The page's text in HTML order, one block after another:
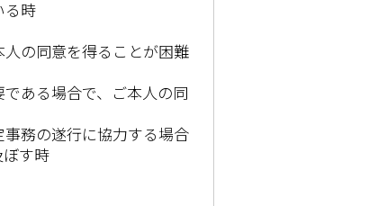
る時
の同意を得ることが困難
ある場合で、ご本人の同
務の遂行に協力する場合
す時